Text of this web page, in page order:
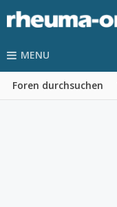
MENU
Foren durchsuchen